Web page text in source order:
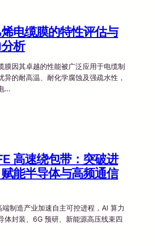
电缆膜的特性评估与
析
膜因其卓越的性能被广泛应用于电缆制
异的耐高温、耐化学腐蚀及强疏水性，
…
高速绕包带：突破进
能半导体与高频通信
制造产业加速自主可控进程，AI 算力
体封装、6G 预研、新能源高压线束四